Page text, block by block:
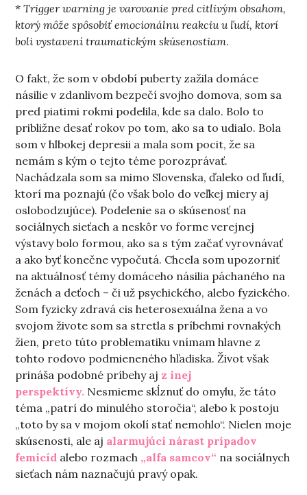
* Trigger warning je varovanie pred citlivým obsahom,
ktorý môže spôsobiť emocionálnu reakciu u ľudí, ktorí
boli vystavení traumatickým skúsenostiam.
O fakt, že som v období puberty zažila domáce
násilie v zdanlivom bezpečí svojho domova, som sa
pred piatimi rokmi podelila, kde sa dalo. Bolo to
približne desať rokov po tom, ako sa to udialo. Bola
som v hlbokej depresii a mala som pocit, že sa
nemám s kým o tejto téme porozprávať.
Nachádzala som sa mimo Slovenska, ďaleko od ľudí,
ktorí ma poznajú (čo však bolo do veľkej miery aj
oslobodzujúce). Podelenie sa o skúsenosť na
sociálnych sieťach a neskôr vo forme verejnej
výstavy bolo formou, ako sa s tým začať vyrovnávať
a ako byť konečne vypočutá. Chcela som upozorniť
na aktuálnosť témy domáceho násilia páchaného na
ženách a deťoch – či už psychického, alebo fyzického.
Som fyzicky zdravá cis heterosexuálna žena a vo
svojom živote som sa stretla s príbehmi rovnakých
žien, preto túto problematiku vnímam hlavne z
tohto rodovo podmieneného hľadiska. Život však
prináša podobné príbehy aj z inej
perspektívy. Nesmieme skĺznuť do omylu, že táto
téma „patrí do minulého storočia“, alebo k postoju
„toto by sa v mojom okolí stať nemohlo“. Nielen moje
skúsenosti, ale aj alarmujúci nárast prípadov
femicíd alebo rozmach „alfa samcov“ na sociálnych
sieťach nám naznačujú pravý opak.